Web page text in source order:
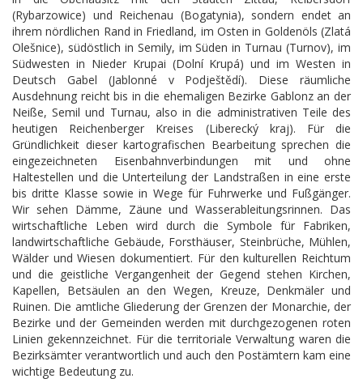
(Rybarzowice) und Reichenau (Bogatynia), sondern endet an
ihrem nördlichen Rand in Friedland, im Osten in Goldenöls (Zlatá
Olešnice), südöstlich in Semily, im Süden in Turnau (Turnov), im
Südwesten in Nieder Krupai (Dolní Krupá) und im Westen in
Deutsch Gabel (Jablonné v Podještědí). Diese räumliche
Ausdehnung reicht bis in die ehemaligen Bezirke Gablonz an der
Neiße, Semil und Turnau, also in die administrativen Teile des
heutigen Reichenberger Kreises (Liberecký kraj). Für die
Gründlichkeit dieser kartografischen Bearbeitung sprechen die
eingezeichneten Eisenbahnverbindungen mit und ohne
Haltestellen und die Unterteilung der Landstraßen in eine erste
bis dritte Klasse sowie in Wege für Fuhrwerke und Fußgänger.
Wir sehen Dämme, Zäune und Wasserableitungsrinnen. Das
wirtschaftliche Leben wird durch die Symbole für Fabriken,
landwirtschaftliche Gebäude, Forsthäuser, Steinbrüche, Mühlen,
Wälder und Wiesen dokumentiert. Für den kulturellen Reichtum
und die geistliche Vergangenheit der Gegend stehen Kirchen,
Kapellen, Betsäulen an den Wegen, Kreuze, Denkmäler und
Ruinen. Die amtliche Gliederung der Grenzen der Monarchie, der
Bezirke und der Gemeinden werden mit durchgezogenen roten
Linien gekennzeichnet. Für die territoriale Verwaltung waren die
Bezirksämter verantwortlich und auch den Postämtern kam eine
wichtige Bedeutung zu.